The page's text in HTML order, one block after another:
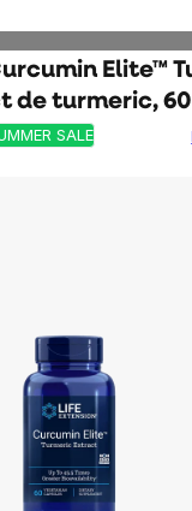
Elite™
de turmeric,
SALE
Evaluarea
stele.